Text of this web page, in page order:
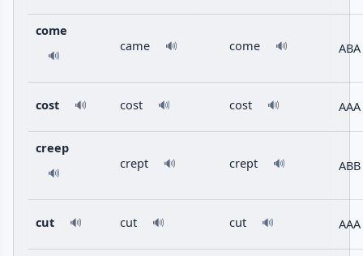
come
🔊
came 🔊 come 🔊 ABA
cost 🔊 cost 🔊 cost 🔊 AAA
creep
🔊
crept 🔊 crept 🔊 ABB
cut 🔊 cut 🔊 cut 🔊 AAA